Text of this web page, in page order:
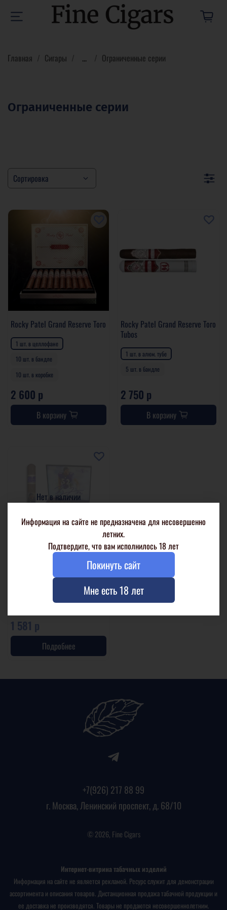
Главная Сигары ... Ограниченные серии
Ограниченные серии
Rocky Patel Grand Reserve Toro
1 шт. в целлофане
10 шт. в бандле
10 шт. в коробке
2 600 р
В корзину
Rocky Patel Grand Reserve Toro
Tubos
1 шт. в алюм. тубе
5 шт. в бандле
2 750 р
В корзину
Нет в наличии
Rocky Patel Legends 52 Ray
1 581 р
Подробнее
+7(926) 217 88 99
г. Москва, Ленинский проспект, д. 68/10
© 2026, Fine Cigars
Интернет-витрина табачных изделий
Информация на сайте не является рекламой. Ресурс служит для демонстрации
ассортимента и описания товаров. Дистанционная продажа табачной продукции и
ее доставка не производятся. Товары не продаются несовершеннолетним.
Информация на сайте не предназначена для несовершенно
летних.
Подтвердите, что вам исполнилось 18 лет
Покинуть сайт
Мне есть 18 лет